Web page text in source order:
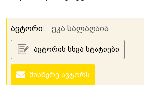
ავტორი: ეკა სალაღაია
ავტორის სხვა სტატიები
მისწერე ავტორს